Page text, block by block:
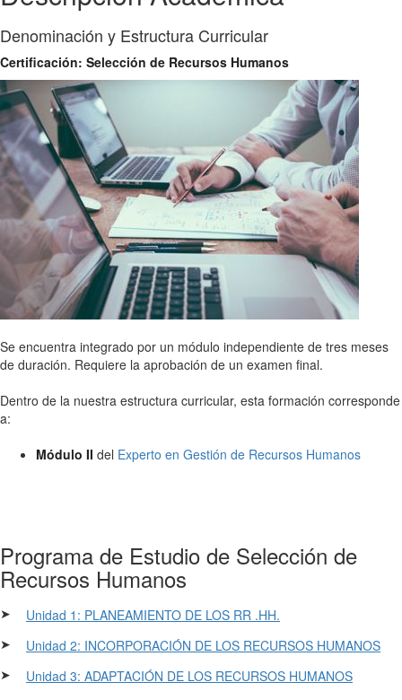
Denominación y Estructura Curricular
Certificación: Selección de Recursos Humanos
Se encuentra integrado por un módulo independiente de tres meses
de duración. Requiere la aprobación de un examen final.
Dentro de la nuestra estructura curricular, esta formación corresponde
a:
Módulo II del Experto en Gestión de Recursos Humanos
Programa de Estudio de Selección de
Recursos Humanos
➤
Unidad 1: PLANEAMIENTO DE LOS RR .HH.
➤
Unidad 2: INCORPORACIÓN DE LOS RECURSOS HUMANOS
➤
Unidad 3: ADAPTACIÓN DE LOS RECURSOS HUMANOS